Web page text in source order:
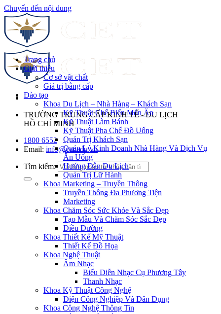
Chuyển đến nội dung
TRƯỜNG TRUNG CẤP KINH TẾ - DU LỊCH
HỒ CHÍ MINH
1800 6552
Email: info@cet.edu.vn
Tìm kiếm:
Trang chủ
Giới thiệu
Cơ sở vật chất
Giá trị bằng cấp
Đào tạo
Khoa Du Lịch – Nhà Hàng – Khách Sạn
Kỹ Thuật Chế Biến Món Ăn
Kỹ Thuật Làm Bánh
Kỹ Thuật Pha Chế Đồ Uống
Quản Trị Khách Sạn
Quản Lý Kinh Doanh Nhà Hàng Và Dịch Vụ
Ăn Uống
Hướng Dẫn Du Lịch
Quản Trị Lữ Hành
Khoa Marketing – Truyền Thông
Truyền Thông Đa Phương Tiện
Marketing
Khoa Chăm Sóc Sức Khỏe Và Sắc Đẹp
Tạo Mẫu Và Chăm Sóc Sắc Đẹp
Điều Dưỡng
Khoa Thiết Kế Mỹ Thuật
Thiết Kế Đồ Họa
Khoa Nghệ Thuật
Âm Nhạc
Biểu Diễn Nhạc Cụ Phương Tây
Thanh Nhạc
Khoa Kỹ Thuật Công Nghệ
Điện Công Nghiệp Và Dân Dụng
Khoa Công Nghệ Thông Tin